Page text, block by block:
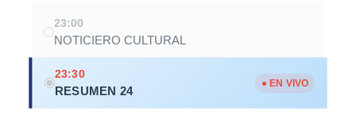
23:00
NOTICIERO CULTURAL
23:30
RESUMEN 24
● EN VIVO